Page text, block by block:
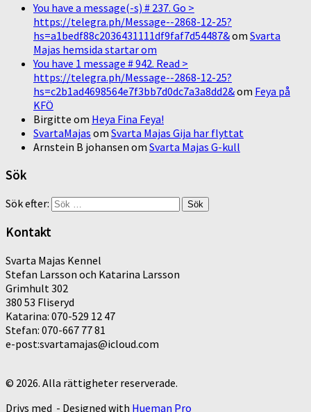
You have a message(-s) # 237. Go >
https://telegra.ph/Message--2868-12-25?
hs=a1bedf88c2036431111df9faf7d54487&om Svarta
Majas hemsida startar om
You have 1 message # 942. Read >
https://telegra.ph/Message--2868-12-25?
hs=c2b1ad4698564e7f3bb7d0dc7a3a8dd2&om Feya på
KFÖ
Birgitte om Heya Fina Feya!
SvartaMajas om Svarta Majas Gija har flyttat
Arnstein B johansen om Svarta Majas G-kull
Sök
Sök efter:
Kontakt
Svarta Majas Kennel
Stefan Larsson och Katarina Larsson
Grimhult 302
380 53 Fliseryd
Katarina: 070-529 12 47
Stefan: 070-667 77 81
e-post:svartamajas@icloud.com
© 2026. Alla rättigheter reserverade.
Drivs med - Designed with Hueman Pro